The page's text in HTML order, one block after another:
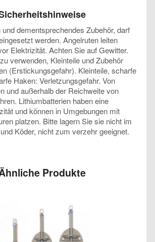
dementsprechendes Zubehör, darf
werden. Angelruten leiten
Elektrizität. Achten Sie auf Gewitter.
verwenden, Kleinteile und Zubehör
(Erstickungsgefahr). Kleinteile, scharfe
Haken: Verletzungsgefahr. Von
und außerhalb der Reichweite von
Lithiumbatterien haben eine
und können in Umgebungen mit
platzen. Bitte lagern Sie sie nicht im
Köder, nicht zum verzehr geeignet.
Produkte